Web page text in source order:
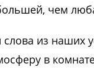
чем
из наших
в